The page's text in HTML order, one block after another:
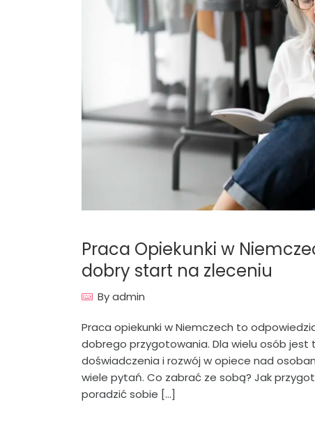
Praca Opiekunki w
dobry start na zleceniu
Byadmin
Praca opiekunki w Niemczech to
dobrego przygotowania. Dla wielu osób jest
doświadczenia i rozwój w opiece nad
wiele pytań. Co zabrać ze sobą? Jak
poradzić sobie […]